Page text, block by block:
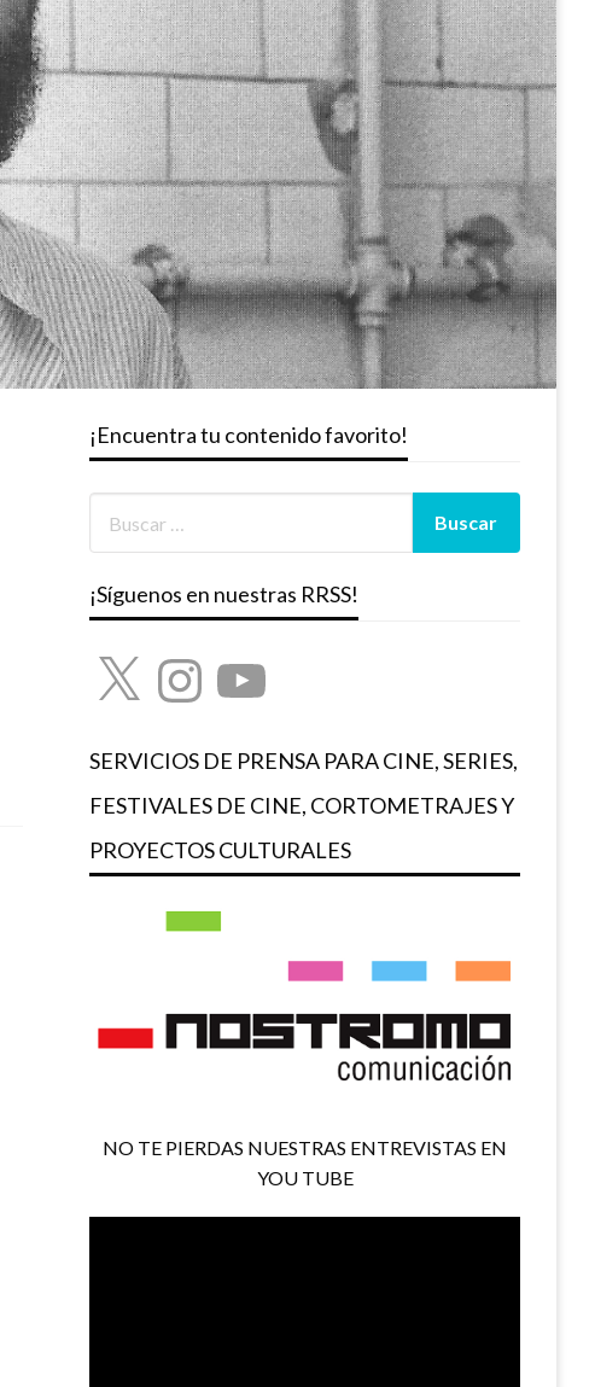
¡Encuentra tu contenido favorito!
¡Síguenos en nuestras RRSS!
X InstagramYouTube
SERVICIOS DE PRENSA PARA CINE, SERIES,
FESTIVALES DE CINE, CORTOMETRAJES Y
PROYECTOS CULTURALES
NO TE PIERDAS NUESTRAS ENTREVISTAS EN
YOU TUBE